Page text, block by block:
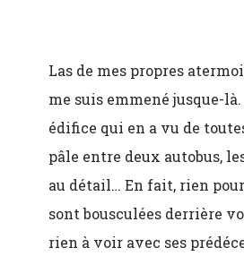
Las de mes propres
me suis emmené jusque-
édifice qui en a vu de
pâle entre deux autobus,
au détail… En fait, rien
sont bousculées derrière
rien à voir avec ses